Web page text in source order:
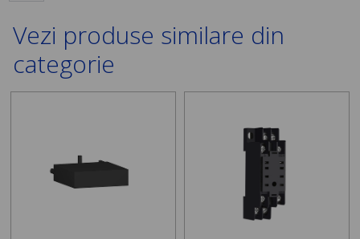
Vezi produse similare din
categorie